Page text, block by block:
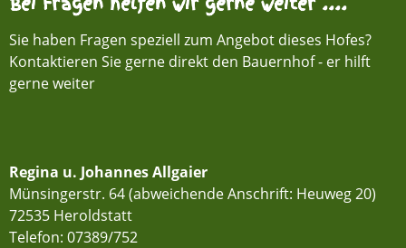
Sie haben Fragen speziell zum Angebot dieses Hofes?
Kontaktieren Sie gerne direkt den Bauernhof - er hilft
gerne weiter
Regina u. Johannes Allgaier
Münsingerstr. 64 (abweichende Anschrift: Heuweg 20)
72535 Heroldstatt
Telefon: 07389/752